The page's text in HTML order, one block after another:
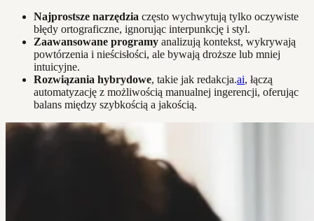
Najprostsze narzędzia często wychwytują tylko oczywiste
błędy ortograficzne, ignorując interpunkcję i styl.
Zaawansowane programy analizują kontekst, wykrywają
powtórzenia i nieścisłości, ale bywają droższe lub mniej
intuicyjne.
Rozwiązania hybrydowe, takie jak redakcja.ai, łączą
automatyzację z możliwością manualnej ingerencji, oferując
balans między szybkością a jakością.